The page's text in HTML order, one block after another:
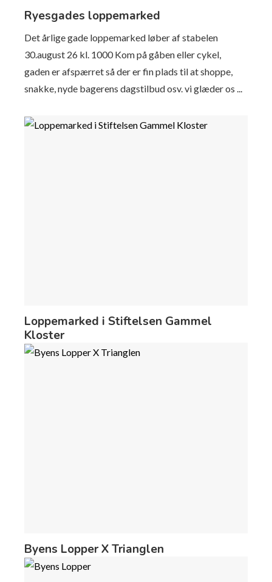
Ryesgades loppemarked
Det årlige gade loppemarked løber af stabelen
30.august 26 kl. 1000 Kom på gåben eller cykel,
gaden er afspærret så der er fin plads til at shoppe,
snakke, nyde bagerens dagstilbud osv. vi glæder os ...
Loppemarked i Stiftelsen Gammel
Kloster
Byens Lopper X Trianglen